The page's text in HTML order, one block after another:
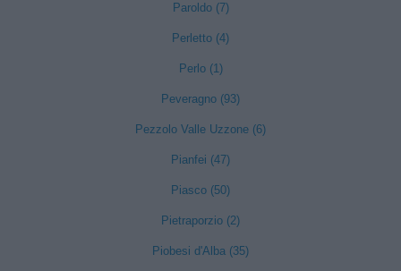
Paroldo (7)
Perletto (4)
Perlo (1)
Peveragno (93)
Pezzolo Valle Uzzone (6)
Pianfei (47)
Piasco (50)
Pietraporzio (2)
Piobesi d'Alba (35)